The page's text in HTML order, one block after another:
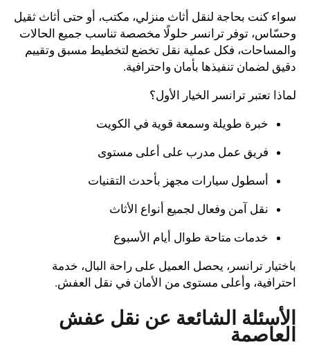
سواء كنت بحاجة لنقل أثاث منزلي، مكتب، أو حتى أثاث ثقيل
وحسّاس، توفر ترانسر حلولًا مخصصة تناسب جميع الحالات
والمساحات، فكل عملية نقل تخضع لتخطيط مسبق وتقييم
دقيق لضمان تنفيذها بأمان واحترافية.
لماذا تعتبر ترانسر الخيار الأول؟
خبرة طويلة وسمعة قوية في الكويت
فريق عمل مدرب على أعلى مستوى
أسطول سيارات مجهز بأحدث التقنيات
نقل آمن وفعال لجميع أنواع الأثاث
خدمات متاحة طوال أيام الأسبوع
باختيار ترانسر، يحصل العميل على راحة البال، خدمة
احترافية، وأعلى مستوى من الأمان في نقل العفش.
الأسئلة الشائعة عن نقل عفش
العاصمة